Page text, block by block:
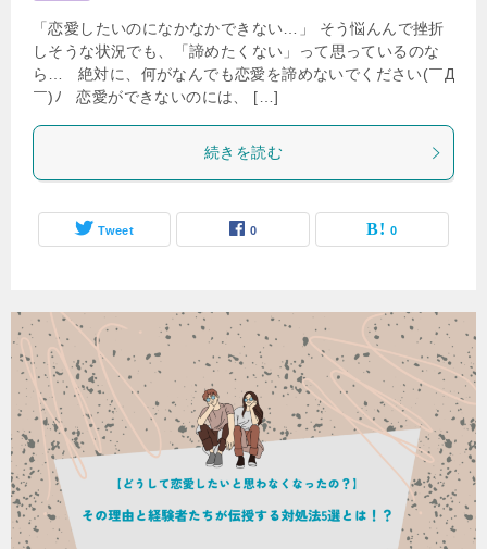
「恋愛したいのになかなかできない…」 そう悩んんで挫折
しそうな状況でも、「諦めたくない」って思っているのな
ら… 絶対に、何がなんでも恋愛を諦めないでください(￣Д
￣)ﾉ 恋愛ができないのには、 […]
続きを読む
Tweet 0 0